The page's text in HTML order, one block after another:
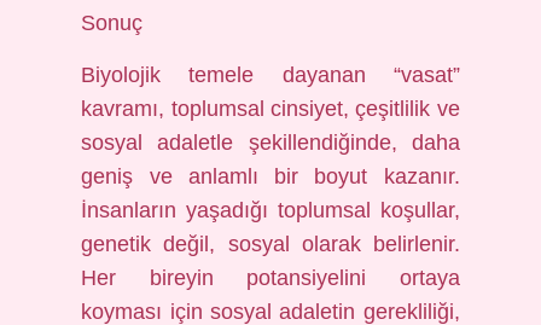
Sonuç
Biyolojik temele dayanan “vasat”
kavramı, toplumsal cinsiyet, çeşitlilik ve
sosyal adaletle şekillendiğinde, daha
geniş ve anlamlı bir boyut kazanır.
İnsanların yaşadığı toplumsal koşullar,
genetik değil, sosyal olarak belirlenir.
Her bireyin potansiyelini ortaya
koyması için sosyal adaletin gerekliliği,